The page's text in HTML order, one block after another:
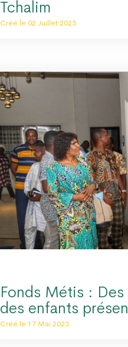
Tchalim
Créé le 02 Juillet 2023
Fonds Métis :
des enfants
Créé le 17 Mai 2023